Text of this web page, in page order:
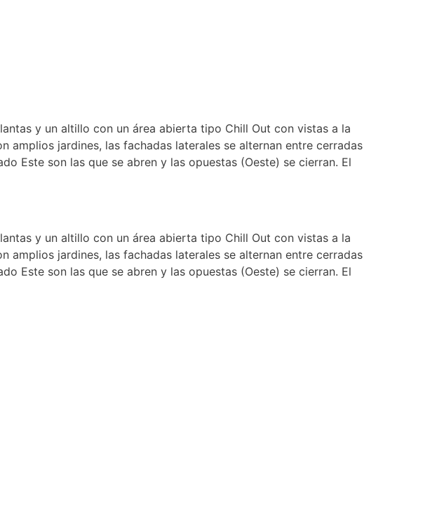
y un altillo con un área abierta tipo Chill Out con vistas a la
amplios jardines, las fachadas laterales se alternan entre cerradas
Este son las que se abren y las opuestas (Oeste) se cierran. El
y un altillo con un área abierta tipo Chill Out con vistas a la
amplios jardines, las fachadas laterales se alternan entre cerradas
Este son las que se abren y las opuestas (Oeste) se cierran. El